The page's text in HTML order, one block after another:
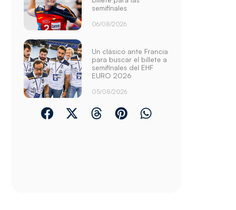
semifinales
06/08/2026
Un clásico ante Francia
para buscar el billete a
semifinales del EHF
EURO 2026
05/08/2026